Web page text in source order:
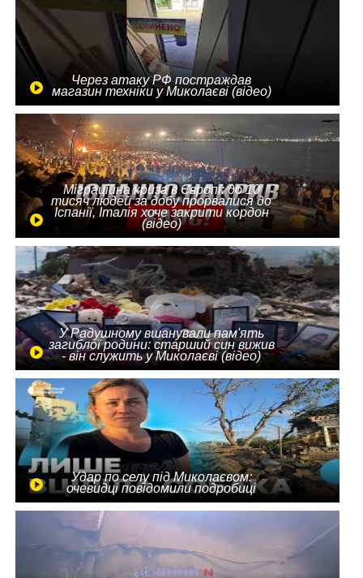
Через атаку РФ постраждав
магазин техніки у Миколаєві (відео)
Міграційна криза в Європі: до 10
тисяч людей за добу прорвалися до
Іспанії, Італія хоче закрити кордон
(відео)
У Радушному вшанували пам'ять
загиблої родини: старший син вижив
- він служить у Миколаєві (відео)
Удар по селу під Миколаєвом:
очевидці повідомили подробиці